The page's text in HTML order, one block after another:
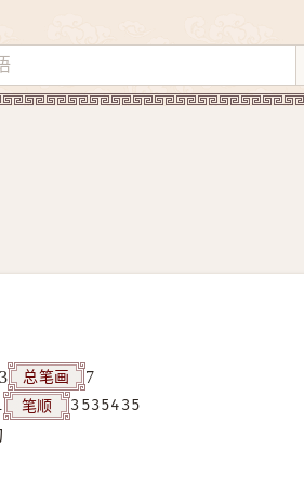
3 总笔画
7
笔顺
3535435